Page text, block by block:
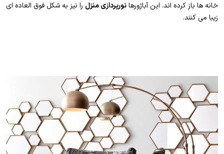
خانه ها باز کرده اند. این آباژورهانورپردازی منزل را نیز به شکل فوق العاده ای
زیبا می کنند.